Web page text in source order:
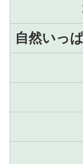
自然いっ